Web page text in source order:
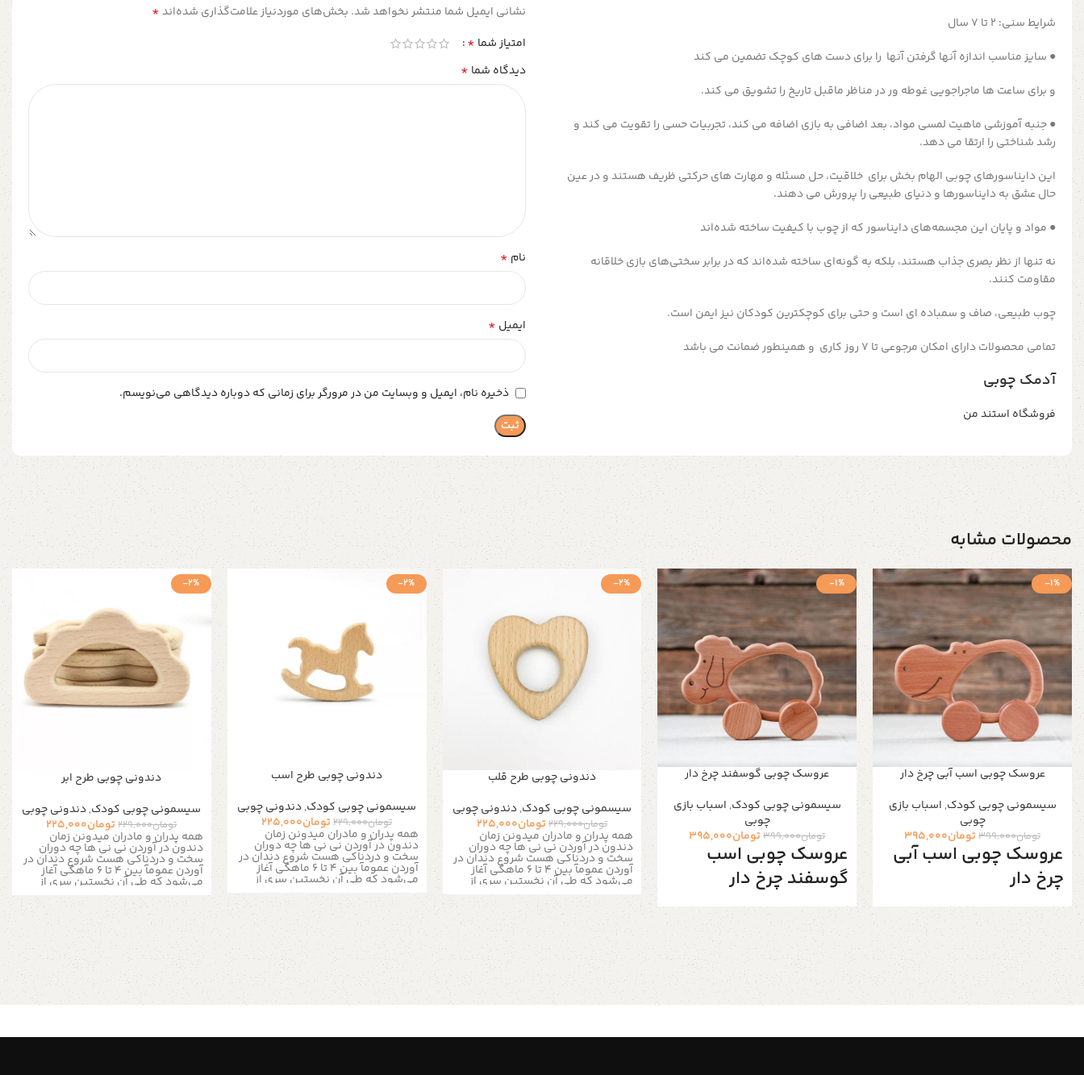
شرایط سنی: 2 تا 7 سال
● سایز مناسب اندازه آنها گرفتن آنها را برای دست های کوچک تضمین می کند
و برای ساعت ها ماجراجویی غوطه ور در مناظر ماقبل تاریخ را تشویق می کند.
● جنبه آموزشی ماهیت لمسی مواد، بعد اضافی به بازی اضافه می کند، تجربیات حسی را تقویت می کند و
رشد شناختی را ارتقا می دهد.
این دایناسورهای چوبی الهام بخش برای خلاقیت، حل مسئله و مهارت های حرکتی ظریف هستند و در عین
حال عشق به دایناسورها و دنیای طبیعی را پرورش می دهند.
● مواد و پایان این مجسمه‌های دایناسور که از چوب با کیفیت ساخته شده‌اند
نه تنها از نظر بصری جذاب هستند، بلکه به گونه‌ای ساخته شده‌اند که در برابر سختی‌های بازی خلاقانه
مقاومت کنند.
چوب طبیعی، صاف و سمباده ای است و حتی برای کوچکترین کودکان نیز ایمن است.
تمامی محصولات دارای امکان مرجوعی تا 7 روز کاری و همینطور ضمانت می باشد
آدمک چوبی
فروشگاه استند من
نشانی ایمیل شما منتشر نخواهد شد. بخش‌های موردنیاز علامت‌گذاری شده‌اند*
امتیاز شما *
دیدگاه شما *
نام *
ایمیل *
ذخیره نام، ایمیل و وبسایت من در مرورگر برای زمانی که دوباره دیدگاهی می‌نویسم.
محصولات مشابه
-1%
عروسک چوبی اسب آبی چرخ دار
سیسمونی چوبی کودک, اسباب بازی
چوبی
تومان399,000تومان395,000
عروسک چوبی اسب آبی
چرخ دار
جذاب کودک یه وسیله عالی برای بازی
کودکان و دکوری اتاق کودک ۱ عدد
اسباب بازی حیوان چوبی جذاب ساخته
شده از چوب راش درجه یک کودکان
معمولا عاشق اسباب بازی هستند و
این عروسک های چوبی با کیفیت بالا
بهترین گزینه برای کودکان میباشد
برای ساخت این عروسک های چوبی به
تمامی نکات دقت کرده ایم در طراحی
محصول انتخاب نوع چوبی سمباده
همینطور پوشش گیاهی روی سطح
-1%
عروسک چوبی گوسفند چرخ دار
سیسمونی چوبی کودک, اسباب بازی
چوبی
تومان399,000تومان395,000
عروسک چوبی اسب
گوسفند چرخ دار
جذاب کودک یه وسیله عالی برای بازی
کودکان و دکوری اتاق کودک ۱ عدد
اسباب بازی حیوان چوبی جذاب ساخته
شده از چوب راش درجه یک کودکان
معمولا عاشق اسباب بازی هستند و
این عروسک های چوبی با کیفیت بالا
بهترین گزینه برای کودکان میباشد
برای ساخت این عروسک های چوبی به
تمامی نکات دقت کرده ایم در طراحی
محصول انتخاب نوع چوبی سمباده
همینطور پوشش گیاهی روی سطح
-2%
دندونی چوبی طرح قلب
سیسمونی چوبی کودک,دندونی چوبی
تومان229,000تومان225,000
همه پدران و مادران میدونن زمان
دندون در آوردن نی نی ها چه دوران
سخت و دردناکی هست شروع دندان در
آوردن عمومآ بین ۴ تا ۶ ماهگی آغاز
می‌شود که طی آن نخستین سری از
دندان‌های شیری در فک پائینی بیرون
می‌آید. اما در برخی مواقع، ممکن است
این روند در ۱۲ ماهگی به بعد شروع
بشه . دندان در آوردن نوزاد می‌تواند
برای او آزاردهنده و همراه با بی‌قراری
باشد، و از طرفی باعث گریه‌های بی‌امان
او شود. در واقع این دوران، زمانی است
که نوزاد دوست دارد چیزی را گاز بگیرد
یا سطح صاف یا سفتی را بجود تا
لثه‌هایش را با آن مالش دهد.این زمان،
بهترین زمان برای استفاده از دندان‌گیر
پلاستیکی، بهتر است نوع طبیعی آن را
-2%
دندونی چوبی طرح اسب
سیسمونی چوبی کودک,دندونی چوبی
تومان229,000تومان225,000
همه پدران و مادران میدونن زمان
دندون در آوردن نی نی ها چه دوران
سخت و دردناکی هست شروع دندان در
آوردن عمومآ بین ۴ تا ۶ ماهگی آغاز
می‌شود که طی آن نخستین سری از
دندان‌های شیری در فک پائینی بیرون
می‌آید. اما در برخی مواقع، ممکن است
این روند در ۱۲ ماهگی به بعد شروع
بشه . دندان در آوردن نوزاد می‌تواند
برای او آزاردهنده و همراه با بی‌قراری
باشد، و از طرفی باعث گریه‌های بی‌امان
او شود. در واقع این دوران، زمانی است
که نوزاد دوست دارد چیزی را گاز بگیرد
یا سطح صاف یا سفتی را بجود تا
لثه‌هایش را با آن مالش دهد.این زمان،
بهترین زمان برای استفاده از دندان‌گیر
پلاستیکی، بهتر است نوع طبیعی آن را
-2%
دندونی چوبی طرح ابر
سیسمونی چوبی کودک,دندونی چوبی
تومان229,000تومان225,000
همه پدران و مادران میدونن زمان
دندون در آوردن نی نی ها چه دوران
سخت و دردناکی هست شروع دندان در
آوردن عمومآ بین ۴ تا ۶ ماهگی آغاز
می‌شود که طی آن نخستین سری از
دندان‌های شیری در فک پائینی بیرون
می‌آید. اما در برخی مواقع، ممکن است
این روند در ۱۲ ماهگی به بعد شروع
بشه . دندان در آوردن نوزاد می‌تواند
برای او آزاردهنده و همراه با بی‌قراری
باشد، و از طرفی باعث گریه‌های بی‌امان
او شود. در واقع این دوران، زمانی است
که نوزاد دوست دارد چیزی را گاز بگیرد
یا سطح صاف یا سفتی را بجود تا
لثه‌هایش را با آن مالش دهد.این زمان،
بهترین زمان برای استفاده از دندان‌گیر
پلاستیکی، بهتر است نوع طبیعی آن را